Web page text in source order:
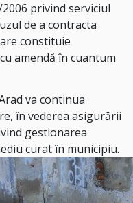
privind serviciul
de a contracta
constituie
amendă în cuantum
va continua
în vederea asigurării
gestionarea
curat în municipiu.